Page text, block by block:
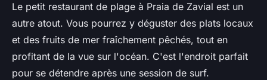
Le petit restaurant de plage à Praia de Zavial est un
autre atout. Vous pourrez y déguster des plats locaux
et des fruits de mer fraîchement pêchés, tout en
profitant de la vue sur l'océan. C'est l'endroit parfait
pour se détendre après une session de surf.